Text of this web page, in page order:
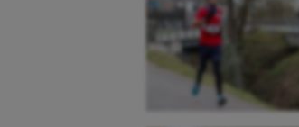
Ballon au poing
Baseball
Billard
Boules lyonnaises